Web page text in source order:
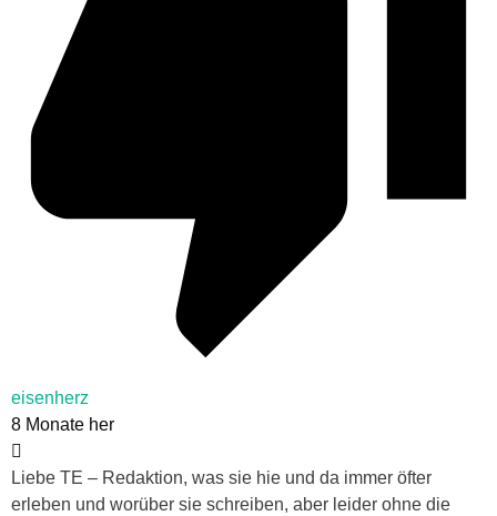
eisenherz
8 Monate her
Liebe TE – Redaktion, was sie hie und da immer öfter
erleben und worüber sie schreiben, aber leider ohne die